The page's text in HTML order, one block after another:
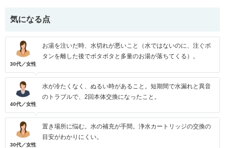
気になる点
30代／女性
お湯を注いだ時、水切れが悪いこと（水ではないのに、注ぐボ
タンを離した後でボタボタと多量のお湯が落ちてくる）。
40代／女性
水が冷たくなく、ぬるい時があること。短期間で水漏れと異音
のトラブルで、2回本体交換になったこと。
30代／女性
置き場所に悩む。水の補充が手間。浄水カートリッジの交換の
目安がわかりにくい。